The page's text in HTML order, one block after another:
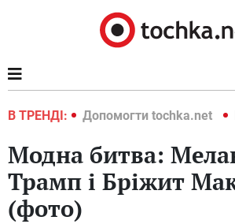
В ТРЕНДІ:
2022 Допомогти tochka.net
Модна битва:
Трамп і Бріжит
(фото)